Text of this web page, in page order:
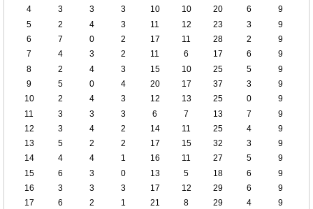
4
3 3 3 10 10 20 6
9
5
2 4 3 11 12 23 3
9
6
7 0 2 17 11 28 2
9
7
4 3 2 11 6 17 6
9
8
2 4 3 15 10 25 5
9
9
5 0 4 20 17 37 3
9
10
2 4 3 12 13 25 0
9
11
3 3 3 6 7 13 7
9
12
3 4 2 14 11 25 4
9
13
5 2 2 17 15 32 3
9
14
4 4 1 16 11 27 5
9
15
6 3 0 13 5 18 6
9
16
3 3 3 17 12 29 6
9
17
6 2 1 21 8 29 4
9